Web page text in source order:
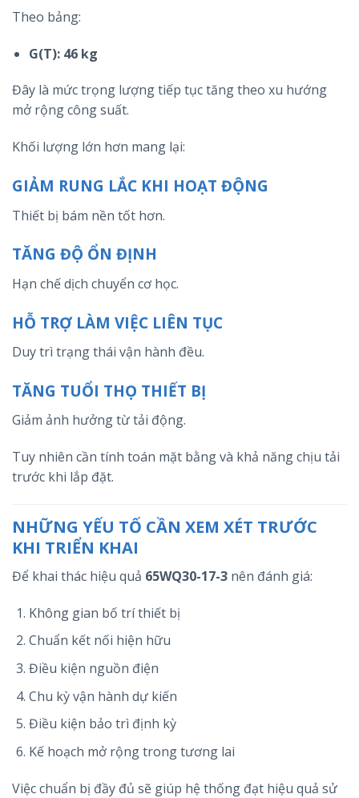
Theo bảng:
G(T): 46 kg
Đây là mức trọng lượng tiếp tục tăng theo xu hướng
mở rộng công suất.
Khối lượng lớn hơn mang lại:
GIẢM RUNG LẮC KHI HOẠT ĐỘNG
Thiết bị bám nền tốt hơn.
TĂNG ĐỘ ỔN ĐỊNH
Hạn chế dịch chuyển cơ học.
HỖ TRỢ LÀM VIỆC LIÊN TỤC
Duy trì trạng thái vận hành đều.
TĂNG TUỔI THỌ THIẾT BỊ
Giảm ảnh hưởng từ tải động.
Tuy nhiên cần tính toán mặt bằng và khả năng chịu tải
trước khi lắp đặt.
NHỮNG YẾU TỐ CẦN XEM XÉT TRƯỚC
KHI TRIỂN KHAI
Để khai thác hiệu quả 65WQ30-17-3 nên đánh giá:
Không gian bố trí thiết bị
Chuẩn kết nối hiện hữu
Điều kiện nguồn điện
Chu kỳ vận hành dự kiến
Điều kiện bảo trì định kỳ
Kế hoạch mở rộng trong tương lai
Việc chuẩn bị đầy đủ sẽ giúp hệ thống đạt hiệu quả sử